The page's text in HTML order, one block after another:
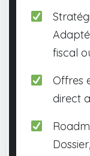
fiscal
Offres
direct